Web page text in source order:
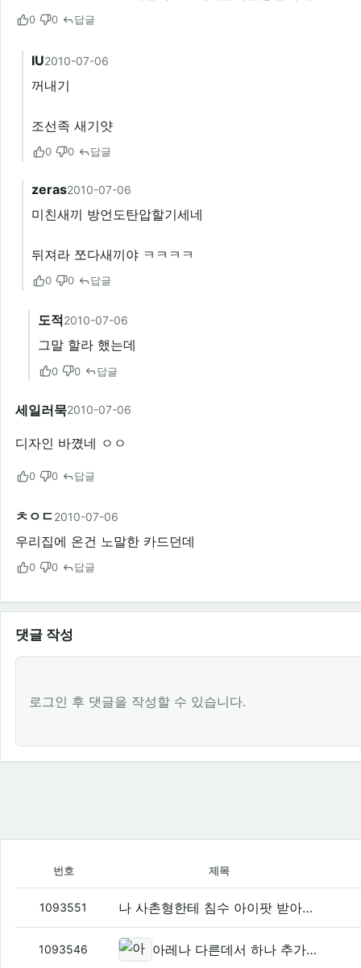
0 0 답글
IU2010-07-06
꺼내기
조선족 새기얏
0 0 답글
zeras2010-07-06
미친새끼 방언도탄압할기세네
뒤져라 쪼다새끼야 ㅋㅋㅋㅋ
0 0 답글
도적2010-07-06
그말 할라 했는데
0 0 답글
세일러묵2010-07-06
디자인 바꼈네 ㅇㅇ
0 0 답글
ㅊㅇㄷ2010-07-06
우리집에 온건 노말한 카드던데
0 0 답글
댓글 작성
로그인 후 댓글을 작성할 수 있습니다.
번호 제목
1093551 나 사촌형한테 침수 아이팟 받아오께 ㅇㅇ
1093546 아레나 다른데서 하나 추가주문 하긴 했는데